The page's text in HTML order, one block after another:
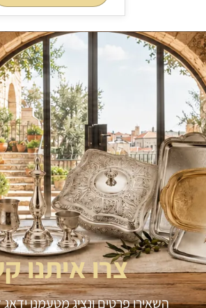
צרו איתנו
השאירו פרטים ונציג מטעמנו